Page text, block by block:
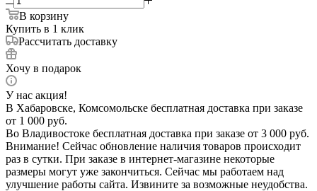
В корзину
Купить в 1 клик
Рассчитать доставку
Хочу в подарок
У нас акция!
В Хабаровске, Комсомольске бесплатная доставка при заказе
от 1 000 руб.
Во Владивостоке бесплатная доставка при заказе от 3 000 руб.
Внимание! Сейчас обновление наличия товаров происходит
раз в сутки. При заказе в интернет-магазине некоторые
размеры могут уже закончиться. Сейчас мы работаем над
улучшение работы сайта. Извините за возможные неудобства.